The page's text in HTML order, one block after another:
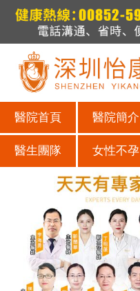
醫院首頁 醫院簡介
醫生團隊 女性不孕